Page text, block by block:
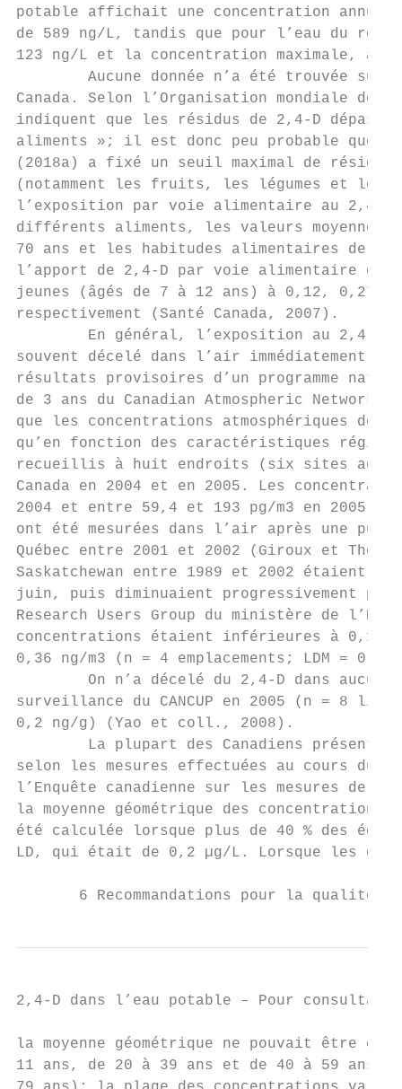
potable affichait une concentration
de 589 ng/L, tandis que pour l’eau du
123 ng/L et la concentration maximale, à
Aucune donnée n’a été trouvée sur
Canada. Selon l’Organisation mondiale de
indiquent que les résidus de 2,4-D
aliments »; il est donc peu probable que le
(2018a) a fixé un seuil maximal de
(notamment les fruits, les légumes et les
l’exposition par voie alimentaire au 2,4-D
différents aliments, les valeurs moyennes
70 ans et les habitudes alimentaires de
l’apport de 2,4-D par voie alimentaire de
jeunes (âgés de 7 à 12 ans) à 0,12, 0,27
respectivement (Santé Canada, 2007).
En général, l’exposition au 2,4-D
souvent décelé dans l’air immédiatement
résultats provisoires d’un programme
de 3 ans du Canadian Atmospheric Network
que les concentrations atmosphériques
qu’en fonction des caractéristiques
recueillis à huit endroits (six sites
Canada en 2004 et en 2005. Les
2004 et entre 59,4 et 193 pg/m3 en 2005
ont été mesurées dans l’air après une
Québec entre 2001 et 2002 (Giroux et
Saskatchewan entre 1989 et 2002 étaient
juin, puis diminuaient progressivement
Research Users Group du ministère de
concentrations étaient inférieures à 0,1
0,36 ng/m3 (n = 4 emplacements; LDM = 0,05
On n’a décelé du 2,4-D dans aucun
surveillance du CANCUP en 2005 (n = 8
0,2 ng/g) (Yao et coll., 2008).
La plupart des Canadiens
selon les mesures effectuées au cours du
l’Enquête canadienne sur les mesures de la
la moyenne géométrique des
été calculée lorsque plus de 40 % des
LD, qui était de 0,2 µg/L. Lorsque les
6 Recommandations pour la qualité
2,4-D dans l’eau potable – Pour
la moyenne géométrique ne pouvait être
11 ans, de 20 à 39 ans et de 40 à 59 ans